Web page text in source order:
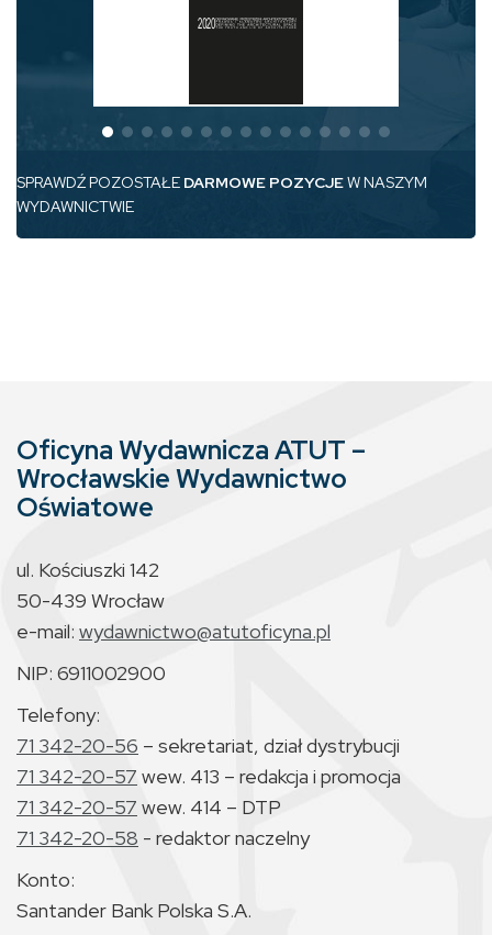
SPRAWDŹ POZOSTAŁE DARMOWE POZYCJEW NASZYM
WYDAWNICTWIE
Oficyna Wydawnicza ATUT –
Wrocławskie Wydawnictwo
Oświatowe
ul. Kościuszki 142
50-439 Wrocław
e-mail: wydawnictwo@atutoficyna.pl
NIP: 6911002900
Telefony:
71 342-20-56 – sekretariat, dział dystrybucji
71 342-20-57 wew. 413 – redakcja i promocja
71 342-20-57 wew. 414 – DTP
71 342-20-58 - redaktor naczelny
Konto:
Santander Bank Polska S.A.